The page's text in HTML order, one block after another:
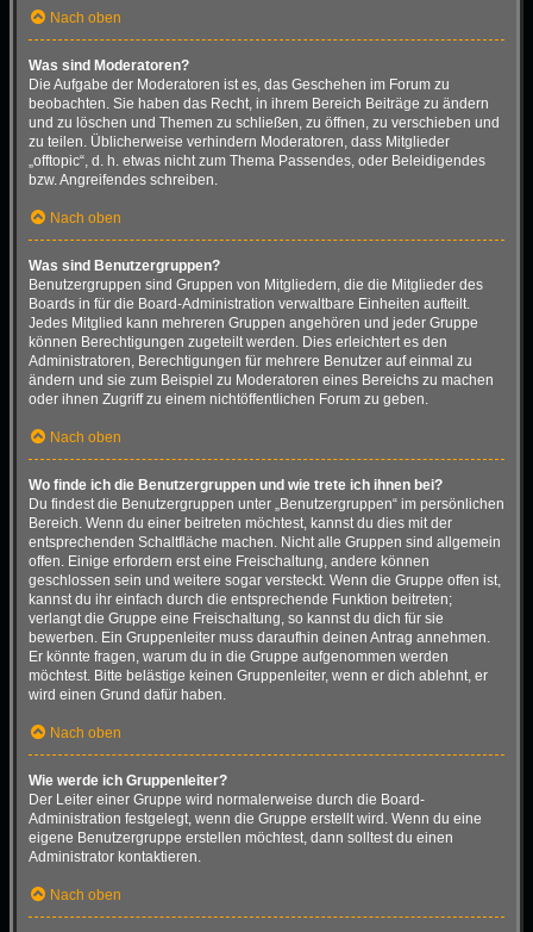
Nach oben
Was sind Moderatoren?
Die Aufgabe der Moderatoren ist es, das Geschehen im Forum zu
beobachten. Sie haben das Recht, in ihrem Bereich Beiträge zu ändern
und zu löschen und Themen zu schließen, zu öffnen, zu verschieben und
zu teilen. Üblicherweise verhindern Moderatoren, dass Mitglieder
„offtopic“, d. h. etwas nicht zum Thema Passendes, oder Beleidigendes
bzw. Angreifendes schreiben.
Nach oben
Was sind Benutzergruppen?
Benutzergruppen sind Gruppen von Mitgliedern, die die Mitglieder des
Boards in für die Board-Administration verwaltbare Einheiten aufteilt.
Jedes Mitglied kann mehreren Gruppen angehören und jeder Gruppe
können Berechtigungen zugeteilt werden. Dies erleichtert es den
Administratoren, Berechtigungen für mehrere Benutzer auf einmal zu
ändern und sie zum Beispiel zu Moderatoren eines Bereichs zu machen
oder ihnen Zugriff zu einem nichtöffentlichen Forum zu geben.
Nach oben
Wo finde ich die Benutzergruppen und wie trete ich ihnen bei?
Du findest die Benutzergruppen unter „Benutzergruppen“ im persönlichen
Bereich. Wenn du einer beitreten möchtest, kannst du dies mit der
entsprechenden Schaltfläche machen. Nicht alle Gruppen sind allgemein
offen. Einige erfordern erst eine Freischaltung, andere können
geschlossen sein und weitere sogar versteckt. Wenn die Gruppe offen ist,
kannst du ihr einfach durch die entsprechende Funktion beitreten;
verlangt die Gruppe eine Freischaltung, so kannst du dich für sie
bewerben. Ein Gruppenleiter muss daraufhin deinen Antrag annehmen.
Er könnte fragen, warum du in die Gruppe aufgenommen werden
möchtest. Bitte belästige keinen Gruppenleiter, wenn er dich ablehnt, er
wird einen Grund dafür haben.
Nach oben
Wie werde ich Gruppenleiter?
Der Leiter einer Gruppe wird normalerweise durch die Board-
Administration festgelegt, wenn die Gruppe erstellt wird. Wenn du eine
eigene Benutzergruppe erstellen möchtest, dann solltest du einen
Administrator kontaktieren.
Nach oben